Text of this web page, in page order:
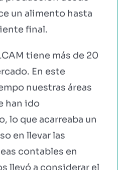
un alimento hasta
final.
tiene más de 20
En este
nuestras áreas
han ido
lo que acarreaba un
en llevar las
contables en
llevó a considerar el